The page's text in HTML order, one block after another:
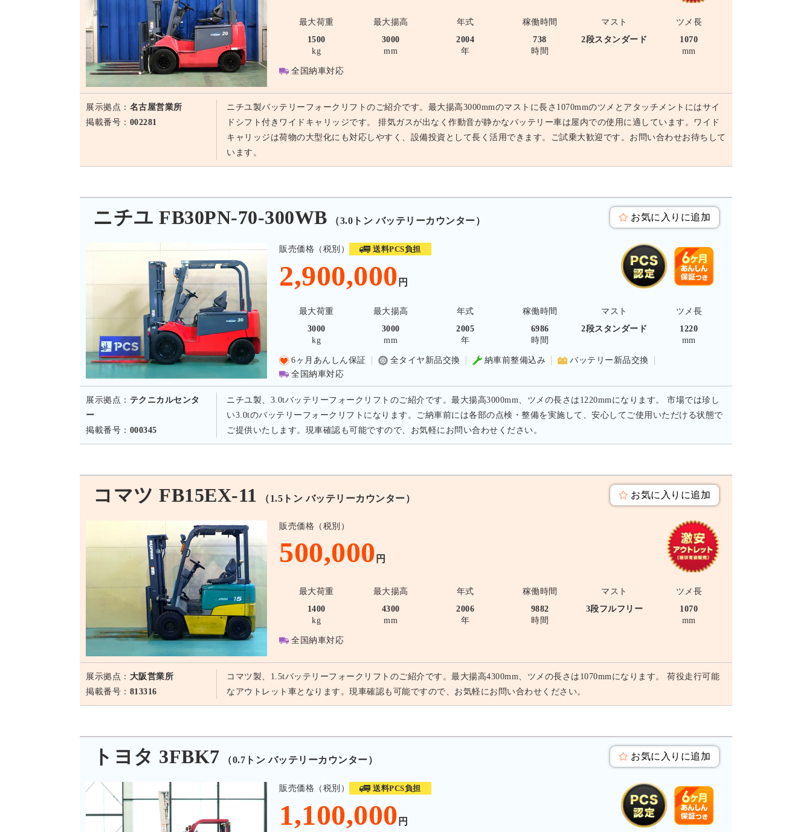
最大荷重 最大揚高 年式 稼働時間 マスト
ツメ長
1500
kg
3000
mm
2004
年
738
時間
2段スタンダード
1070
mm
全国納車対応
展示拠点： 名古屋営業所
掲載番号： 002281
ニチユ製バッテリーフォークリフトのご紹介です。最大揚高3000mmのマストに長さ1070mmのツメとアタッチメントにはサイ
ドシフト付きワイドキャリッジです。 排気ガスが出なく作動音が静かなバッテリー車は屋内での使用に適しています。ワイド
キャリッジは荷物の大型化にも対応しやすく、設備投資として長く活用できます。ご試乗大歓迎です。お問い合わせお待ちして
います。
ニチユ FB30PN-70-300WB （3.0トン バッテリーカウンター） お気に入りに追加
販売価格（税別） 送料PCS負担
2,900,000 円
最大荷重 最大揚高 年式 稼働時間 マスト
ツメ長
3000
kg
3000
mm
2005
年
6986
時間
2段スタンダード
1220
mm
6ヶ月あんしん保証 全タイヤ新品交換 納車前整備込み
バッテリー新品交換
全国納車対応
展示拠点： テクニカルセンタ
ー
掲載番号： 000345
ニチユ製、3.0tバッテリーフォークリフトのご紹介です。最大揚高3000mm、ツメの長さは1220mmになります。 市場では珍し
い3.0tのバッテリーフォークリフトになります。ご納車前には各部の点検・整備を実施して、安心してご使用いただける状態で
ご提供いたします。現車確認も可能ですので、お気軽にお問い合わせください。
コマツ FB15EX-11 （1.5トン バッテリーカウンター） お気に入りに追加
販売価格（税別）
500,000 円
最大荷重 最大揚高 年式 稼働時間 マスト
ツメ長
1400
kg
4300
mm
2006
年
9882
時間
3段フルフリー
1070
mm
全国納車対応
展示拠点： 大阪営業所
掲載番号： 813316
コマツ製、1.5tバッテリーフォークリフトのご紹介です。最大揚高4300mm、ツメの長さは1070mmになります。 荷役走行可能
なアウトレット車となります。現車確認も可能ですので、お気軽にお問い合わせください。
トヨタ 3FBK7 （0.7トン バッテリーカウンター） お気に入りに追加
販売価格（税別） 送料PCS負担
1,100,000 円